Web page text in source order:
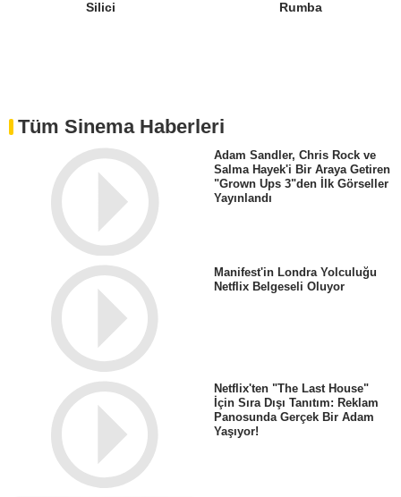
Silici Rumba
Tüm Sinema Haberleri
Adam Sandler, Chris Rock ve
Salma Hayek'i Bir Araya Getiren
"Grown Ups 3"den İlk Görseller
Yayınlandı
Manifest'in Londra Yolculuğu
Netflix Belgeseli Oluyor
Netflix'ten "The Last House"
İçin Sıra Dışı Tanıtım: Reklam
Panosunda Gerçek Bir Adam
Yaşıyor!